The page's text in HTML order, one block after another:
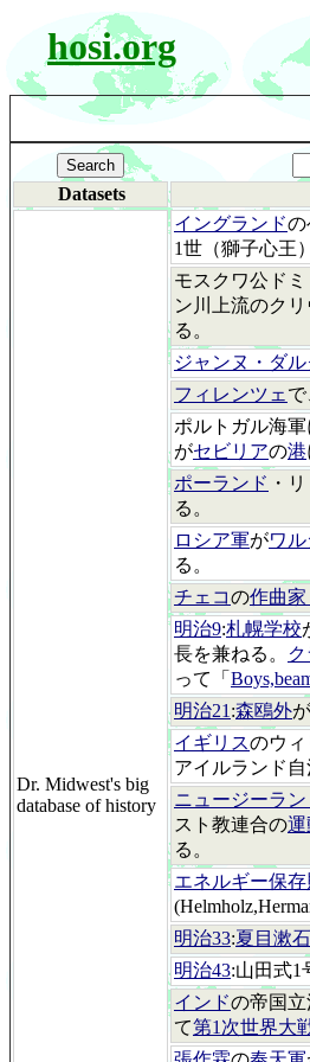
hosi.org
Datasets
Dr. Midwest's big
database of history
イングランドの
1世（獅子心王
モスクワ公ド
ン川上流のク
る。
ジャンヌ・ダル
フィレンツェ で
ポルトガル海
がセビリアの港
ポーランド ・
る。
ロシア軍がワ
る。
チェコの作曲家
明治9:札幌学校
長を兼ねる。
って「
明治21 :森鴎外が
イギリスのウ
アイルランド
ニュージーラン
スト教連合の運
る。
エネルギー保存
明治33:夏目漱石
明治43:山田式1
インドの帝国立
て第1次世界大